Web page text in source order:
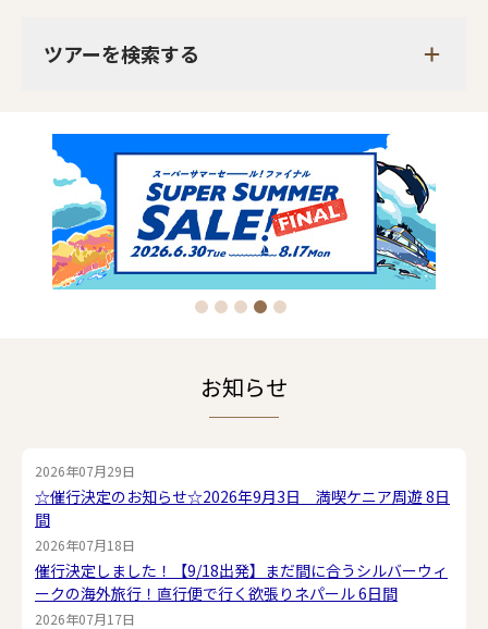
ツアーを検索する
お知らせ
2026年07月29日
☆催行決定のお知らせ☆2026年9月3日 満喫ケニア周遊 8日
間
2026年07月18日
催行決定しました！【9/18出発】まだ間に合うシルバーウィ
ークの海外旅行！直行便で行く欲張りネパール 6日間
2026年07月17日